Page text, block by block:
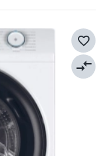
favorite_border
compare_arrows